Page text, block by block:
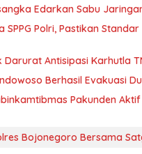
Edarkan Sabu
Polri, Pastikan
Antisipasi Karhutla
Berhasil Evakuasi
Pakunden
Bojonegoro Bersama